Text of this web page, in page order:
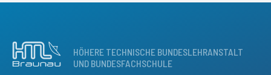
HÖHERE TECHNISCHE BUNDESLEHRANSTALT
UND BUNDESFACHSCHULE